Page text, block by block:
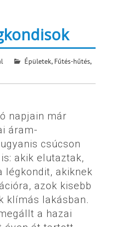
Épületek, Fűtés-hűtés,
napjain már
áram-
csúcson
akik elutaztak,
légkondit, akiknek
azok kisebb
klímás lakásban.
a hazai